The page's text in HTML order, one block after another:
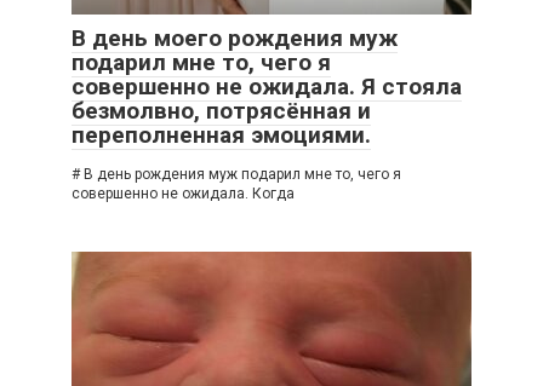
В день моего рождения муж
подарил мне то, чего я
совершенно не ожидала. Я стояла
безмолвно, потрясённая и
переполненная эмоциями.
# В день рождения муж подарил мне то, чего я
совершенно не ожидала. Когда